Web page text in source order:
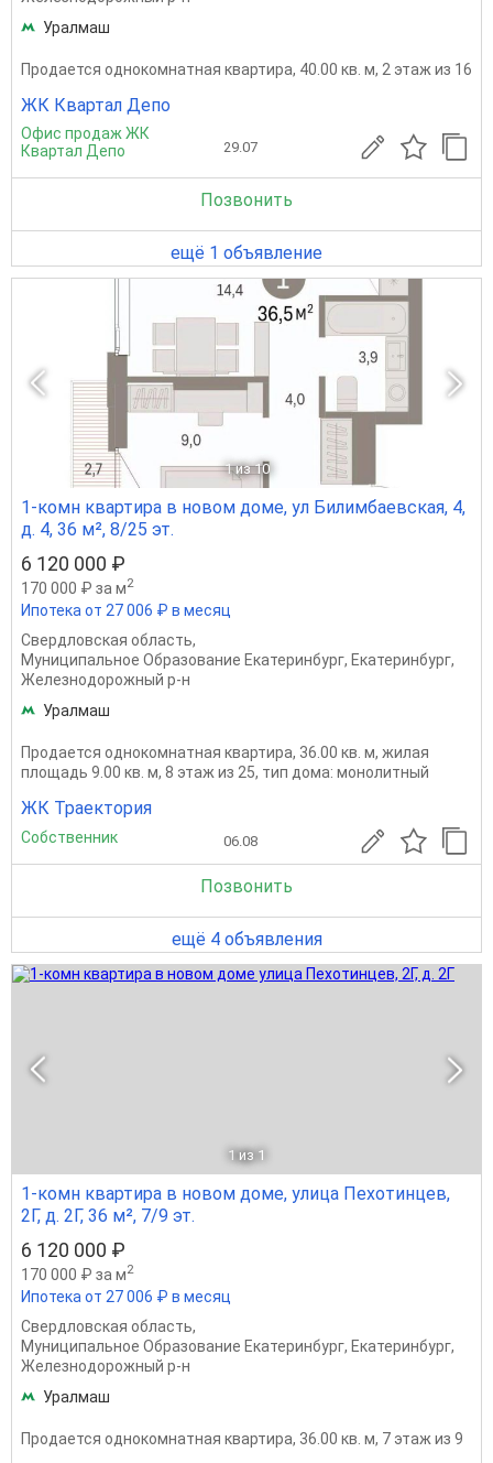
Уралмаш
Продается однокомнатная квартира, 40.00 кв. м, 2 этаж из 16
ЖК Квартал Депо
Офис продаж ЖК
Квартал Депо
29.07
Позвонить
ещё 1 объявление
1 из 10
1-комн квартира в новом доме, ул Билимбаевская, 4,
д. 4, 36 м², 8/25 эт.
6 120 000 ₽
170 000 ₽ за м2
Ипотека от 27 006 ₽ в месяц
Свердловская область,
Муниципальное Образование Екатеринбург, Екатеринбург,
Железнодорожный р-н
Уралмаш
Продается однокомнатная квартира, 36.00 кв. м, жилая
площадь 9.00 кв. м, 8 этаж из 25, тип дома: монолитный
ЖК Траектория
Собственник 06.08
Позвонить
ещё 4 объявления
1 из 1
1-комн квартира в новом доме, улица Пехотинцев,
2Г, д. 2Г, 36 м², 7/9 эт.
6 120 000 ₽
170 000 ₽ за м2
Ипотека от 27 006 ₽ в месяц
Свердловская область,
Муниципальное Образование Екатеринбург, Екатеринбург,
Железнодорожный р-н
Уралмаш
Продается однокомнатная квартира, 36.00 кв. м, 7 этаж из 9